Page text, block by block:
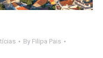
By Filipa Pais